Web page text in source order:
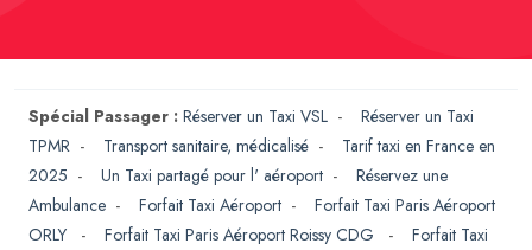
Spécial Passager : Réserver un Taxi VSL - Réserver un Taxi
TPMR - Transport sanitaire, médicalisé - Tarif taxi en France en
2025 - Un Taxi partagé pour l' aéroport - Réservez une
Ambulance - Forfait Taxi Aéroport - Forfait Taxi Paris Aéroport
ORLY
- Forfait Taxi Paris Aéroport Roissy CDG - Forfait Taxi